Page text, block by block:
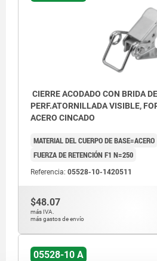
CIERRE ACODADO CON BRIDA
PERF.ATORNILLADA VISIBLE,
ACERO CINCADO
MATERIAL DEL CUERPO DE BASE=ACERO
FUERZA DE RETENCIÓN F1 N=250
Referencia: 05528-10-1420511
$48.07
más IVA.
más gastos de envío
05528-10 A